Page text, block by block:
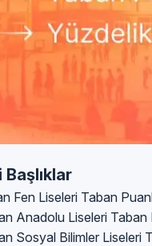
Başlıklar
Fen Liseleri Taban
Anadolu Liseleri Taban
Sosyal Bilimler Liseleri